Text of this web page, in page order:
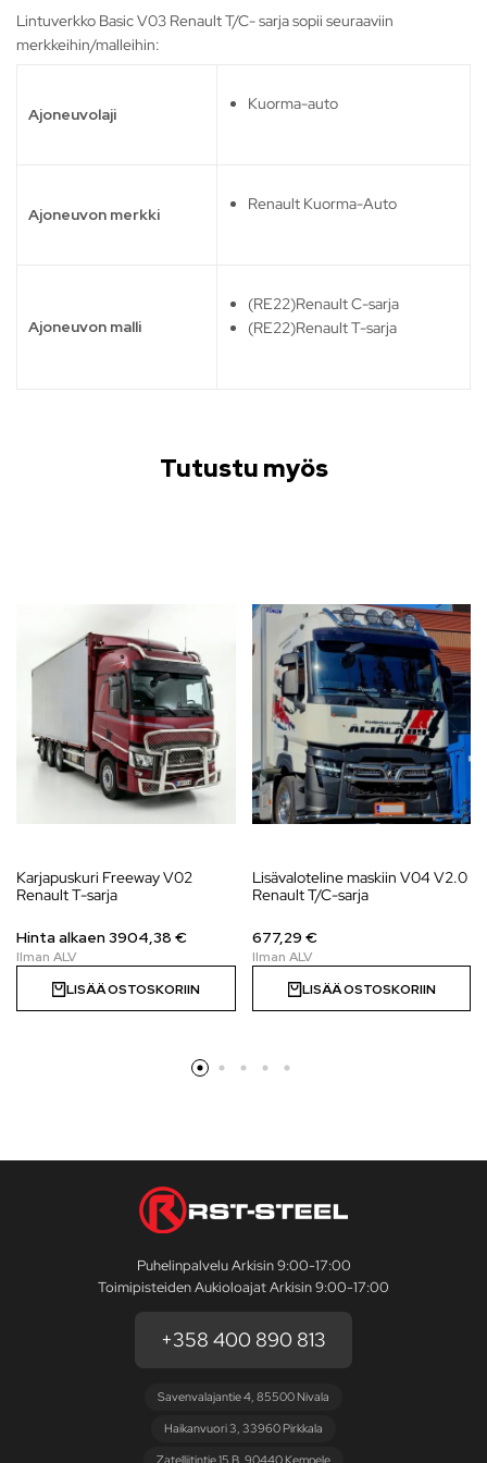
Lintuverkko Basic V03 Renault T/C- sarja sopii seuraaviin
merkkeihin/malleihin:
Ajoneuvolaji
Kuorma-auto
Ajoneuvon merkki
Renault Kuorma-Auto
Ajoneuvon malli
(RE22)Renault C-sarja
(RE22)Renault T-sarja
Tutustu myös
Karjapuskuri Freeway V02
Renault T-sarja
Hinta alkaen3904,38 €
LISÄÄ OSTOSKORIIN
Lisävaloteline maskiin V04 V2.0
Renault T/C-sarja
677,29 €
LISÄÄ OSTOSKORIIN
Puhelinpalvelu Arkisin 9:00-17:00
Toimipisteiden Aukioloajat Arkisin 9:00-17:00
+358 400 890 813
Savenvalajantie 4, 85500 Nivala
Haikanvuori 3, 33960 Pirkkala
Zatelliitintie 15 B, 90440 Kempele